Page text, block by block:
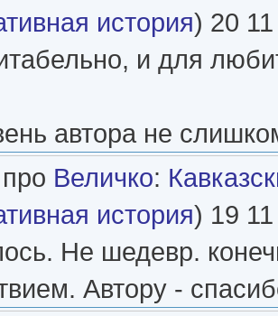
история) 20 11
и для
автора не
про Величко:
история) 19 11
Не шедевр.
Автору -